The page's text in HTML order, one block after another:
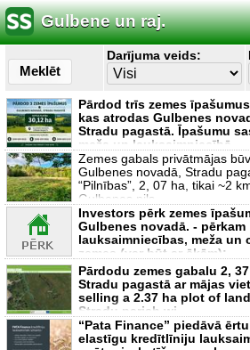
Gulbene un raj.
Meklēt
Darījuma veids:
Pārdod trīs zemes
kas atrodas Gulbenes
Stradu pagastā. Īpašumu
meža un lauksaimniecībā
Zemes gabals privātmājas
Gulbenes novadā, Stradu
“Pilnības”, 2, 07 ha, tikai ~2
Gulbenes pils
Investors pērk zemes
Gulbenes novadā. - pērkam
lauksaimniecības, meža un
zemes (var būt ar ēkām); -
Pārdodu zemes gabalu 2,
Stradu pagastā ar mājas
selling a 2.37 ha plot of
Stradu parish wi
“Pata Finance” piedāvā
elastīgu kredītlīniju